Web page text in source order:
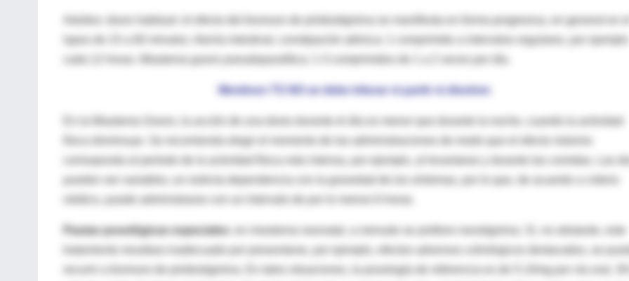
Adultos: dosis habitual: el efecto del bromuro de piridostigmina se manifiesta en forma progresiva, en general en
lapso de 15 a 60 minutos. Atonía intestinal, constipación atónica: 1 comprimido a intervalos regulares, por ejemplo
cada 12 horas. Miastenia gravis pseudoparalítica: 1-3 comprimidos de 1 a 2 veces por día.
Mestinon TS NO se debe triturar ni partir ni disolver.
física disminuye. Se recomienda elegir el momento de las administraciones de modo que el efecto máximo
pueden ser variables, en estricta dependencia con la gravedad de los síntomas, por lo que, de acuerdo a criterio
Pautas posológicas especiales
: en miastenia neonatal, a menudo se prefiere neostigmina. Si, no obstante, este
tratamiento resultara inadecuado por presentarse, por ejemplo, efectos adversos colinérgicos destacados, se
recurrir a bromuro de piridostigmina. En tales situaciones, la posología de referencia es de 5-10mg por vía oral,